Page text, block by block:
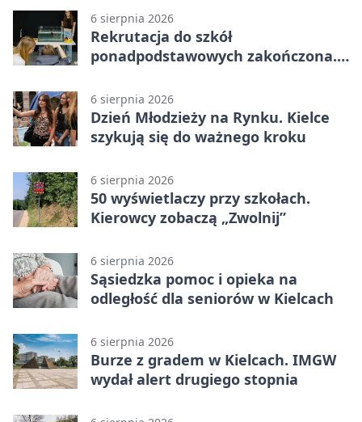
6 sierpnia 2026
Rekrutacja do szkół
ponadpodstawowych zakończona.
6 sierpnia 2026
Dzień Młodzieży na Rynku. Kielce
szykują się do ważnego kroku
6 sierpnia 2026
50 wyświetlaczy przy szkołach.
Kierowcy zobaczą „Zwolnij”
6 sierpnia 2026
Sąsiedzka pomoc i opieka na
odległość dla seniorów w Kielcach
6 sierpnia 2026
Burze z gradem w Kielcach. IMGW
wydał alert drugiego stopnia